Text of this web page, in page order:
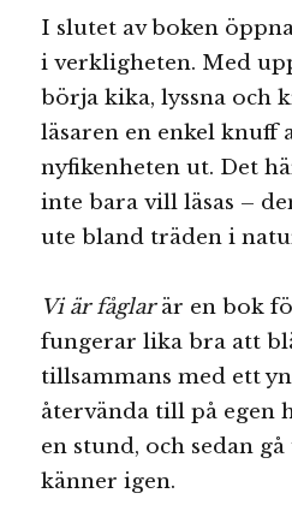
I slutet av boken
i verkligheten. Med
börja kika, lyssna och
läsaren en enkel knuff
nyfikenheten ut. Det
inte bara vill läsas –
ute bland träden i
Vi är fåglarär en bok
fungerar lika bra att
tillsammans med ett
återvända till på egen
en stund, och sedan
känner igen.